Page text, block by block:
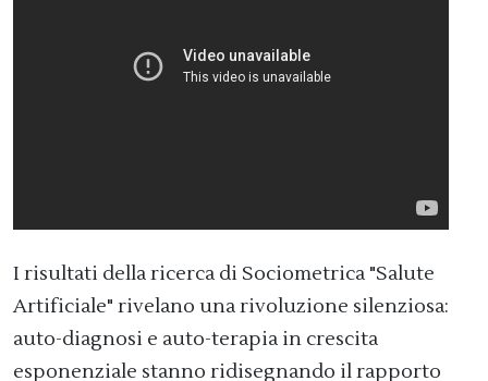
I risultati della ricerca di Sociometrica "Salute
Artificiale" rivelano una rivoluzione silenziosa:
auto-diagnosi e auto-terapia in crescita
esponenziale stanno ridisegnando il rapporto